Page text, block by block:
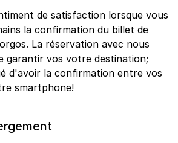
de satisfaction lorsque vous
la confirmation du billet de
La réservation avec nous
garantir vos votre destination;
d'avoir la confirmation entre vos
smartphone!